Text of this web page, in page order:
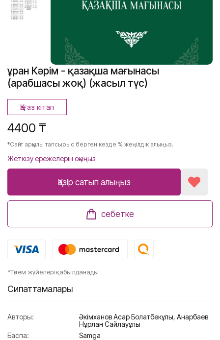
Құран Кәрім - қазақша мағынасы
(арабшасы жоқ) (жасыл түс)
Қағаз кітап
4400 ₸
*Сайт арқылы тапсырыс берген кезде % жеңілдік алыңыз.
Жеткізу ережелерін оқыңыз
Қазір сатып алыңыз
себетке
*Төлем жүйелері қабылданады
Сипаттамалары
Авторы: Әкімханов Асқар Болатбекұлы, Анарбаев
Нұрлан Сайлауұлы
Баспа:
Samga